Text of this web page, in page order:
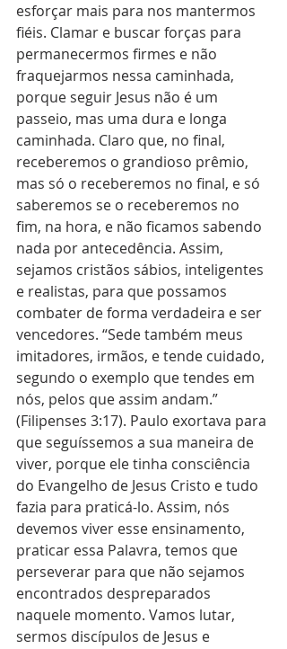
esforçar mais para nos mantermos
fiéis. Clamar e buscar forças para
permanecermos firmes e não
fraquejarmos nessa caminhada,
porque seguir Jesus não é um
passeio, mas uma dura e longa
caminhada. Claro que, no final,
receberemos o grandioso prêmio,
mas só o receberemos no final, e só
saberemos se o receberemos no
fim, na hora, e não ficamos sabendo
nada por antecedência. Assim,
sejamos cristãos sábios, inteligentes
e realistas, para que possamos
combater de forma verdadeira e ser
vencedores. “Sede também meus
imitadores, irmãos, e tende cuidado,
segundo o exemplo que tendes em
nós, pelos que assim andam.”
(Filipenses 3:17). Paulo exortava para
que seguíssemos a sua maneira de
viver, porque ele tinha consciência
do Evangelho de Jesus Cristo e tudo
fazia para praticá-lo. Assim, nós
devemos viver esse ensinamento,
praticar essa Palavra, temos que
perseverar para que não sejamos
encontrados despreparados
naquele momento. Vamos lutar,
sermos discípulos de Jesus e